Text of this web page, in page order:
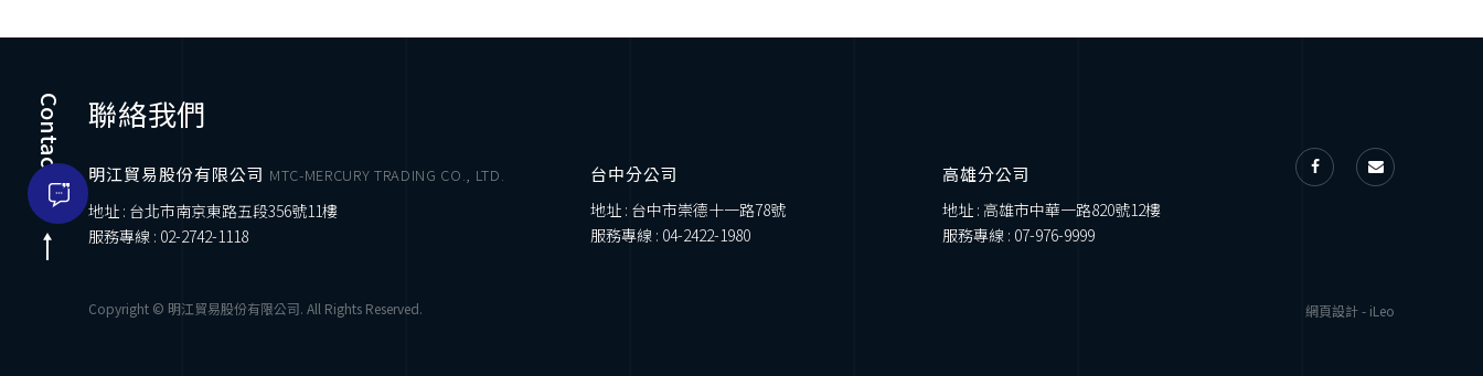
Contact Us 聯絡我們
明江貿易股份有限公司 MTC-MERCURY TRADING CO., LTD.
地址 : 台北市南京東路五段356號11樓
服務專線 : 02-2742-1118
台中分公司
地址 : 台中市崇德十一路78號
服務專線 : 04-2422-1980
高雄分公司
地址 : 高雄市中華一路820號12樓
服務專線 : 07-976-9999
Copyright © 明江貿易股份有限公司. All Rights Reserved. 網頁設計- iLeo